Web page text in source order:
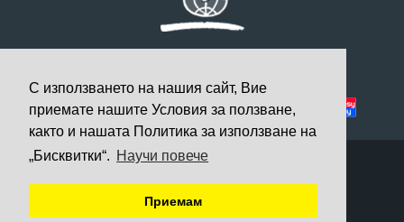
С използването на нашия сайт, Вие
приемате нашите Условия за ползване,
както и нашата Политика за използване на
„Бисквитки“. Научи повече
Приемам
Можете да платите с:
© 2008-2026 Клуб Магелан, Всички права запазени